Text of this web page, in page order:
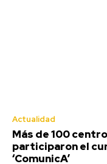
Un total de 109
de Cádiz participaron
Teruel destaca el
Actualidad
Más de 100
participaron el
‘ComunicA’